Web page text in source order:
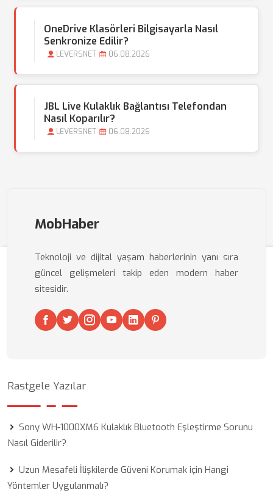
OneDrive Klasörleri Bilgisayarla Nasıl
Senkronize Edilir?
LEVERSNET 06.08.2026
JBL Live Kulaklık Bağlantısı Telefondan
Nasıl Koparılır?
LEVERSNET 06.08.2026
MobHaber
Teknoloji ve dijital yaşam haberlerinin yanı sıra
güncel gelişmeleri takip eden modern haber
sitesidir.
Rastgele Yazılar
Sony WH-1000XM6 Kulaklık Bluetooth Eşleştirme Sorunu
Nasıl Giderilir?
Uzun Mesafeli İlişkilerde Güveni Korumak için Hangi
Yöntemler Uygulanmalı?